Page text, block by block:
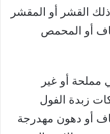
القشر أو المقشر
أو المحمص
مملحة أو غير
زبدة الفول
أو دهون مهدرجة